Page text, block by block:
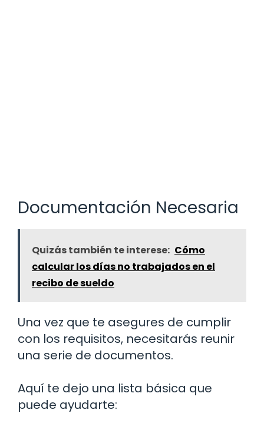
Documentación Necesaria
Quizás también te interese: Cómo
calcular los días no trabajados en el
recibo de sueldo
Una vez que te asegures de cumplir
con los requisitos, necesitarás reunir
una serie de documentos.
Aquí te dejo una lista básica que
puede ayudarte: